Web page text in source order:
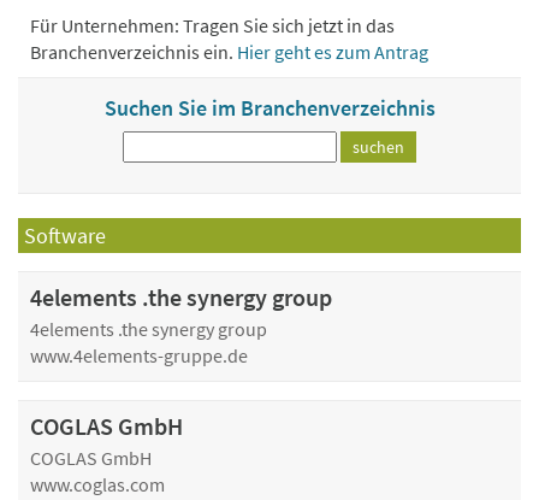
Für Unternehmen: Tragen Sie sich jetzt in das
Branchenverzeichnis ein. Hier geht es zum Antrag
Suchen Sie im Branchenverzeichnis
Software
4elements .the synergy group
4elements .the synergy group
www.4elements-gruppe.de
COGLAS GmbH
COGLAS GmbH
www.coglas.com